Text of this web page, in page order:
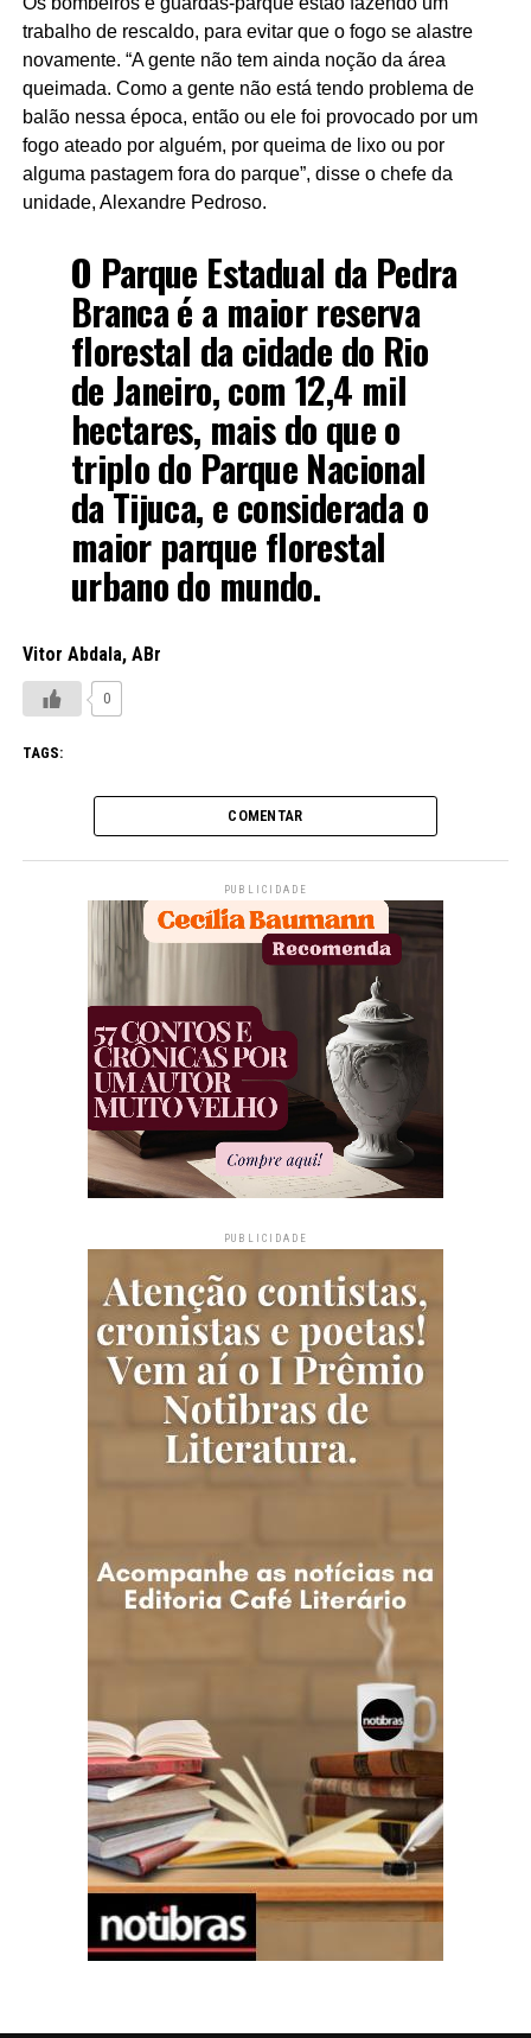
trabalho de rescaldo, para evitar que o fogo se alastre
novamente. “A gente não tem ainda noção da área
queimada. Como a gente não está tendo problema de
balão nessa época, então ou ele foi provocado por um
fogo ateado por alguém, por queima de lixo ou por
alguma pastagem fora do parque”, disse o chefe da
unidade, Alexandre Pedroso.
O Parque Estadual da Pedra
Branca é a maior reserva
florestal da cidade do Rio
de Janeiro, com 12,4 mil
hectares, mais do que o
triplo do Parque Nacional
da Tijuca, e considerada o
maior parque florestal
urbano do mundo.
Vitor Abdala, ABr
0
TAGS:
COMENTAR
PUBLICIDADE
PUBLICIDADE